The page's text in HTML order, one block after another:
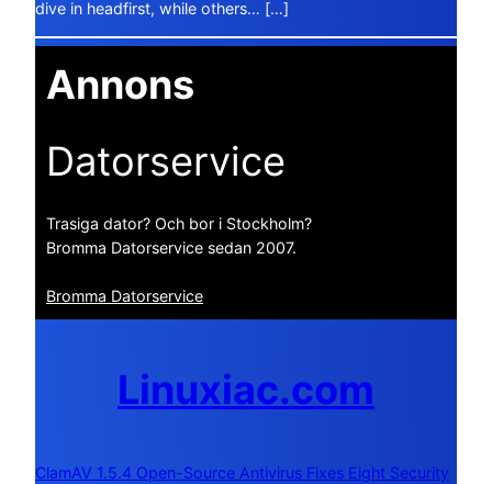
dive in headfirst, while others… […]
Annons
Datorservice
Trasiga dator? Och bor i Stockholm?
Bromma Datorservice sedan 2007.
Bromma Datorservice
Linuxiac.com
ClamAV 1.5.4 Open-Source Antivirus Fixes Eight Security